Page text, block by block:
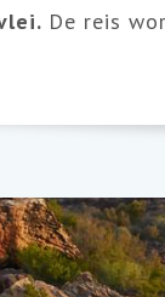
De reis